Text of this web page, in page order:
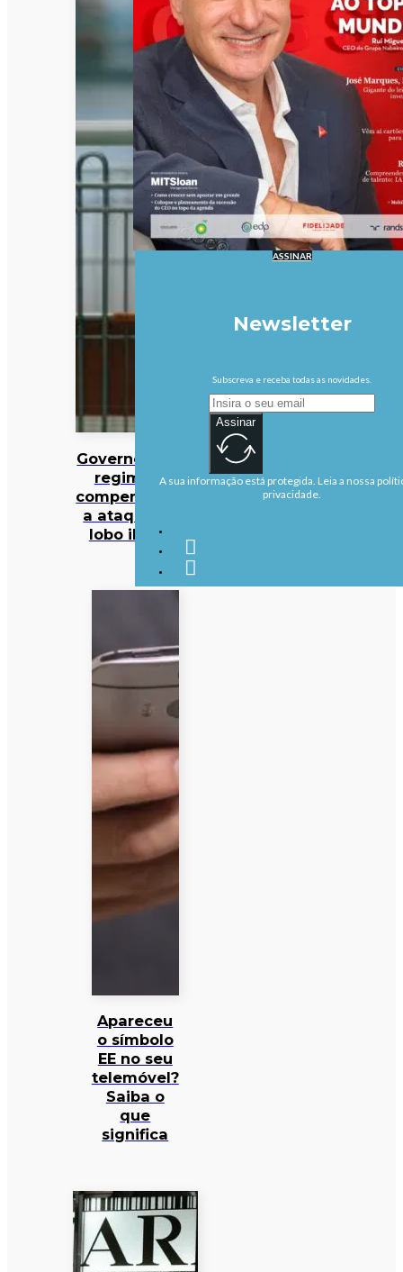
Governo altera
regime de
compensações
a ataques de
lobo ibérico
Apareceu
o símbolo
EE no seu
telemóvel?
Saiba o
que
significa
ASSINAR
Newsletter
Subscreva e receba todas as novidades.
Assinar
A sua informação está protegida. Leia a nossa
privacidade.